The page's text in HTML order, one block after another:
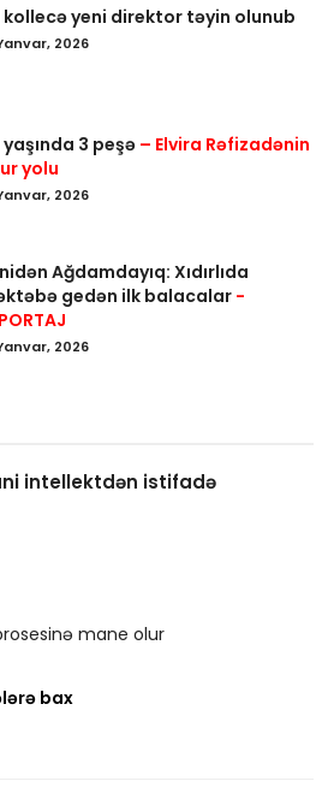
kollecə yeni direktor təyin olunub
2026
yaşında 3 peşə – Elvira Rəfizadənin
yolu
2026
Ağdamdayıq: Xıdırlıda
gedən ilk balacalar -
2026
intellektdən istifadə
mane olur
bax